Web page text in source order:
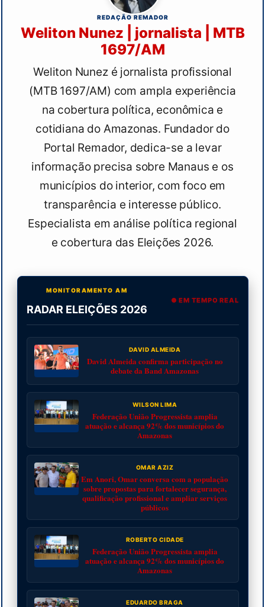
REDAÇÃO REMADOR
Weliton Nunez | jornalista | MTB
1697/AM
Weliton Nunez é jornalista profissional
(MTB 1697/AM) com ampla experiência
na cobertura política, econômica e
cotidiana do Amazonas. Fundador do
Portal Remador, dedica-se a levar
informação precisa sobre Manaus e os
municípios do interior, com foco em
transparência e interesse público.
Especialista em análise política regional
e cobertura das Eleições 2026.
MONITORAMENTO AM
RADAR ELEIÇÕES 2026
● EM TEMPO REAL
DAVID ALMEIDA
David Almeida confirma participação no
debate da Band Amazonas
WILSON LIMA
Federação União Progressista amplia
atuação e alcança 92% dos municípios do
Amazonas
OMAR AZIZ
Em Anori, Omar conversa com a população
sobre propostas para fortalecer segurança,
qualificação profissional e ampliar serviços
públicos
ROBERTO CIDADE
Federação União Progressista amplia
atuação e alcança 92% dos municípios do
Amazonas
EDUARDO BRAGA